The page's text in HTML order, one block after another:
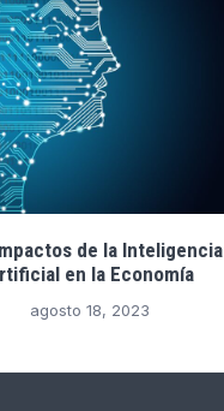
de la Inteligencia
en la Economía
agosto 18, 2023